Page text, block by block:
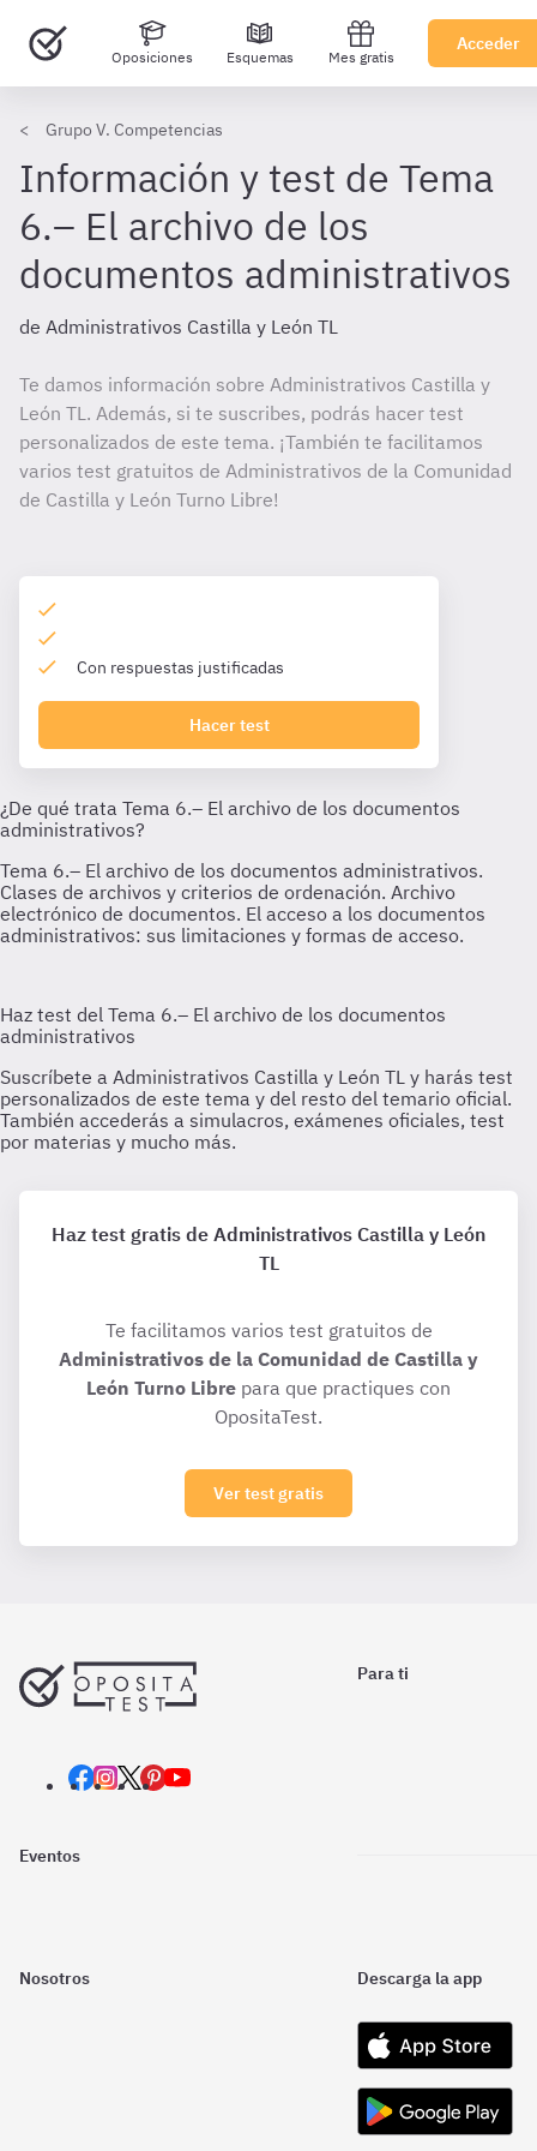
Oposiciones Esquemas Mes gratis
Acceder
Grupo V. Competencias
Información y test de Tema
6.– El archivo de los
documentos administrativos
de Administrativos Castilla y León TL
Te damos información sobre Administrativos Castilla y
León TL. Además, si te suscribes, podrás hacer test
personalizados de este tema. ¡También te facilitamos
varios test gratuitos de Administrativos de la Comunidad
de Castilla y León Turno Libre!
Con respuestas justificadas
Hacer test
Haz test gratis de Administrativos Castilla y León
TL
Te facilitamos varios test gratuitos de
Administrativos de la Comunidad de Castilla y
León Turno Libre para que practiques con
OpositaTest.
Ver test gratis
Para ti
Eventos
Nosotros Descarga la app